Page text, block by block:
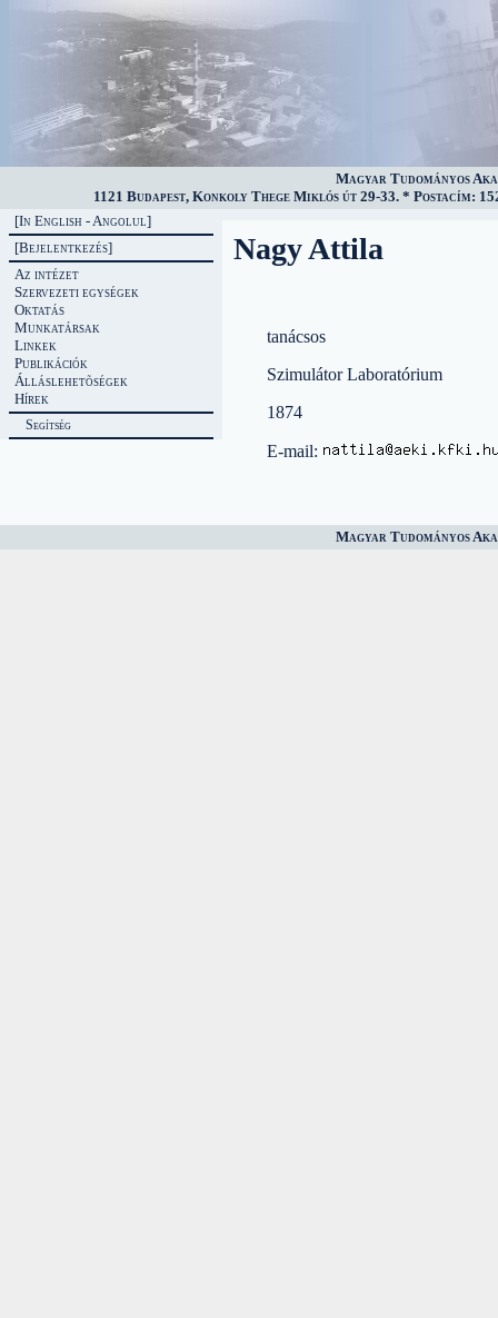
Magyar Tudományos
1121 Budapest, Konkoly Thege Miklós út 29-33. * Postacím:
[In English - Angolul]
[Bejelentkezés]
Az intézet
Szervezeti egységek
Oktatás
Munkatársak
Linkek
Publikációk
Álláslehetõségek
Hírek
Segítség
Nagy Attila
tanácsos
Szimulátor Laboratórium
1874
E-mail:
Magyar Tudományos